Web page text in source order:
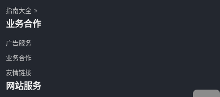
指南大全 »
业务合作
广告服务
业务合作
友情链接
网站服务